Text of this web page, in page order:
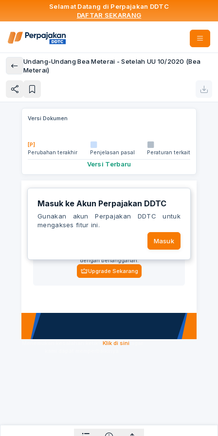
Selamat Datang di Perpajakan DDTC
DAFTAR SEKARANG
Undang-Undang Bea Meterai - Setelah UU 10/2020 (Bea
Meterai)
Versi Dokumen
[P]
Perubahan terakhir
Penjelasan pasal Peraturan terkait
Versi Terbaru
dengan berlangganan.
Upgrade Sekarang
Masuk ke Akun Perpajakan DDTC
Gunakan akun Perpajakan DDTC untuk
mengakses fitur ini.
Masuk
Klik di sini